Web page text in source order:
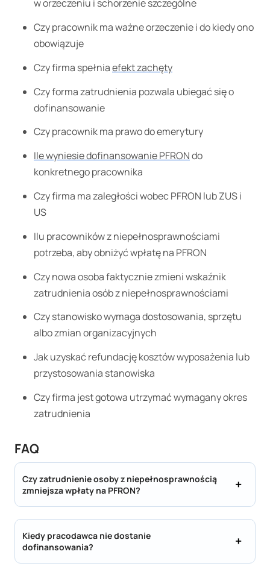
w orzeczeniu i schorzenie szczególne
Czy pracownik ma ważne orzeczenie i do kiedy ono
obowiązuje
Czy firma spełniaefekt zachęty
Czy forma zatrudnienia pozwala ubiegać się o
dofinansowanie
Czy pracownik ma prawo do emerytury
Ile wyniesie dofinansowanie PFRONdo
konkretnego pracownika
Czy firma ma zaległości wobec PFRON lub ZUS i
US
Ilu pracowników z niepełnosprawnościami
potrzeba, aby obniżyć wpłatę na PFRON
Czy nowa osoba faktycznie zmieni wskaźnik
zatrudnienia osób z niepełnosprawnościami
Czy stanowisko wymaga dostosowania, sprzętu
albo zmian organizacyjnych
Jak uzyskać refundację kosztów wyposażenia lub
przystosowania stanowiska
Czy firma jest gotowa utrzymać wymagany okres
zatrudnienia
FAQ
Czy zatrudnienie osoby z niepełnosprawnością
zmniejsza wpłaty na PFRON?
Kiedy pracodawca nie dostanie
dofinansowania?